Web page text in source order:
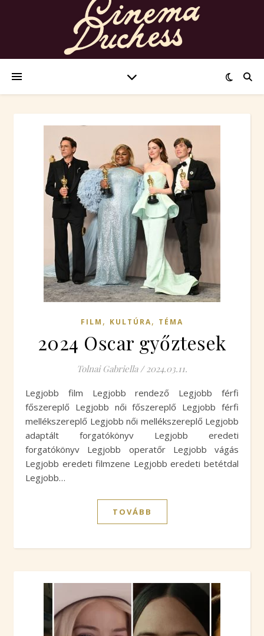
FILM , KULTÚRA, TÉMA
2024 Oscar győztesek
Tolnai Gabriella / 2024.03.11.
Legjobb film Legjobb rendező Legjobb férfi
főszereplő Legjobb női főszereplő Legjobb férfi
mellékszereplő Legjobb női mellékszereplő Legjobb
adaptált forgatókönyv Legjobb eredeti
forgatókönyv Legjobb operatőr Legjobb vágás
Legjobb eredeti filmzene Legjobb eredeti betétdal
Legjobb…
TOVÁBB